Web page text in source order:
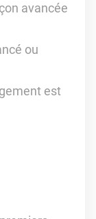
avancée
ou
est